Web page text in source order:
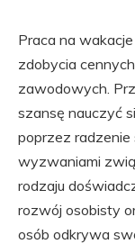
Praca na
zdobycia
zawodowych.
szansę nauczyć
poprzez
wyzwaniami
rodzaju
rozwój osobisty
osób odkrywa